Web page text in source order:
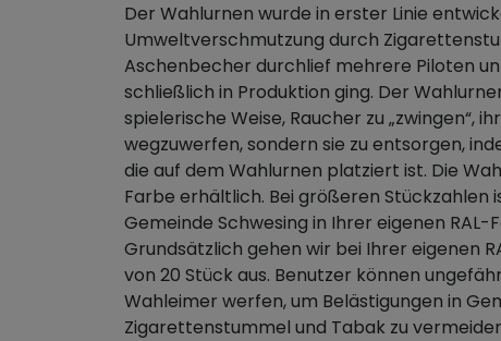
Der Wahlurnen wurde in erster Linie
Umweltverschmutzung durch
Aschenbecher durchlief mehrere Piloten
schließlich in Produktion ging. Der
spielerische Weise, Raucher zu „zwingen“,
wegzuwerfen, sondern sie zu entsorgen,
die auf dem Wahlurnen platziert ist. Die
Farbe erhältlich. Bei größeren Stückzahlen
Gemeinde Schwesing in Ihrer eigenen RAL-
Grundsätzlich gehen wir bei Ihrer eigenen
von 20 Stück aus. Benutzer können
Wahleimer werfen, um Belästigungen in
Zigarettenstummel und Tabak zu